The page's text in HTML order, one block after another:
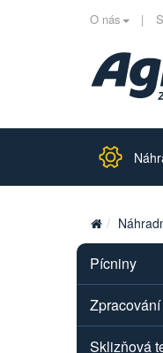
O nás
Pícniny
Sklizňová